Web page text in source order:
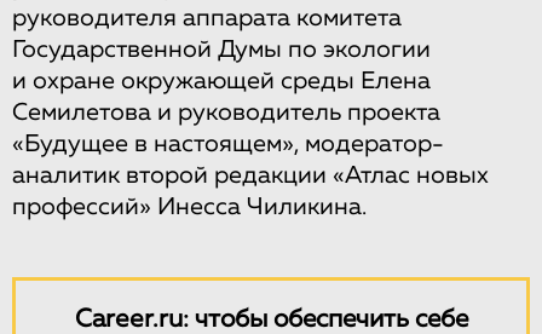
руководителя аппарата комитета
Государственной Думы по экологии
и охране окружающей среды Елена
Семилетова и руководитель проекта
«Будущее в настоящем», модератор-
аналитик второй редакции «Атлас новых
профессий» Инесса Чиликина.
Career.ru: чтобы обеспечить себе